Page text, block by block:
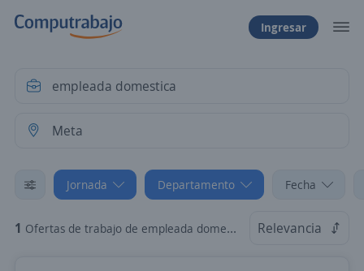
Ingresar
Jornada Departamento Fecha
1 Ofertas de trabajo de empleada domestica en Meta: Por Horas Relevancia